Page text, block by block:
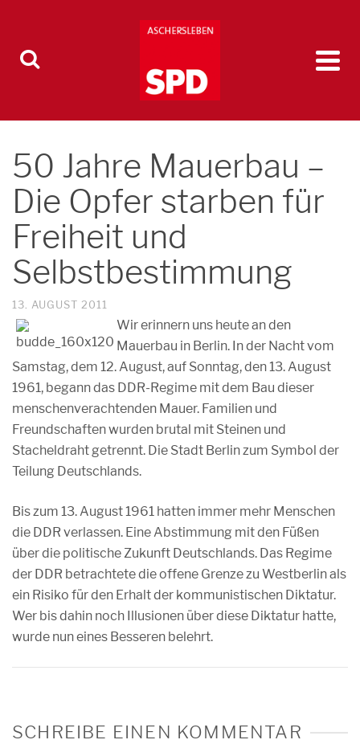
50 Jahre Mauerbau –
Die Opfer starben für
Freiheit und
Selbstbestimmung
13. AUGUST 2011
Wir erinnern uns heute an den
Mauerbau in Berlin. In der Nacht vom
Samstag, dem 12. August, auf Sonntag, den 13. August
1961, begann das DDR-Regime mit dem Bau dieser
menschenverachtenden Mauer. Familien und
Freundschaften wurden brutal mit Steinen und
Stacheldraht getrennt. Die Stadt Berlin zum Symbol der
Teilung Deutschlands.
Bis zum 13. August 1961 hatten immer mehr Menschen
die DDR verlassen. Eine Abstimmung mit den Füßen
über die politische Zukunft Deutschlands. Das Regime
der DDR betrachtete die offene Grenze zu Westberlin als
ein Risiko für den Erhalt der kommunistischen Diktatur.
Wer bis dahin noch Illusionen über diese Diktatur hatte,
wurde nun eines Besseren belehrt.
SCHREIBE EINEN KOMMENTAR